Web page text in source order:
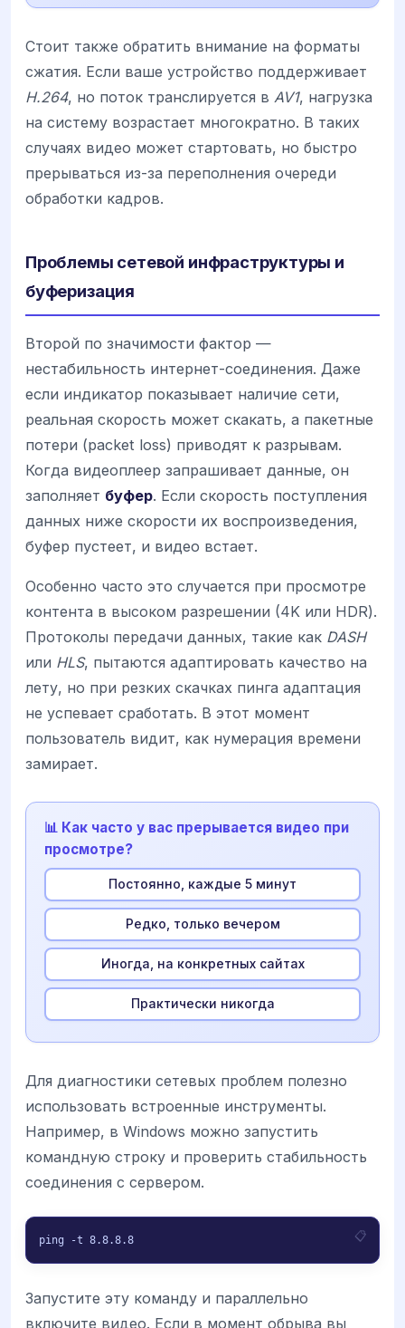
Стоит также обратить внимание на форматы
сжатия. Если ваше устройство поддерживает
H.264, но поток транслируется в AV1, нагрузка
на систему возрастает многократно. В таких
случаях видео может стартовать, но быстро
прерываться из-за переполнения очереди
обработки кадров.
Проблемы сетевой инфраструктуры и
буферизация
Второй по значимости фактор —
нестабильность интернет-соединения. Даже
если индикатор показывает наличие сети,
реальная скорость может скакать, а пакетные
потери (packet loss) приводят к разрывам.
Когда видеоплеер запрашивает данные, он
заполняет буфер. Если скорость поступления
данных ниже скорости их воспроизведения,
буфер пустеет, и видео встает.
Особенно часто это случается при просмотре
контента в высоком разрешении (4K или HDR).
Протоколы передачи данных, такие как DASH
или HLS, пытаются адаптировать качество на
лету, но при резких скачках пинга адаптация
не успевает сработать. В этот момент
пользователь видит, как нумерация времени
замирает.
📊 Как часто у вас прерывается видео при
просмотре?
Постоянно, каждые 5 минут
Редко, только вечером
Иногда, на конкретных сайтах
Практически никогда
Для диагностики сетевых проблем полезно
использовать встроенные инструменты.
Например, в Windows можно запустить
командную строку и проверить стабильность
соединения с сервером.
ping -t 8.8.8.8
Запустите эту команду и параллельно
включите видео. Если в момент обрыва вы